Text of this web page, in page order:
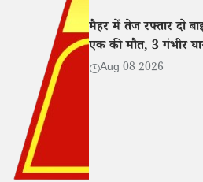
मैहर में तेज रफ्तार दो
एक की मौत, 3 गंभीर
Aug 08 2026